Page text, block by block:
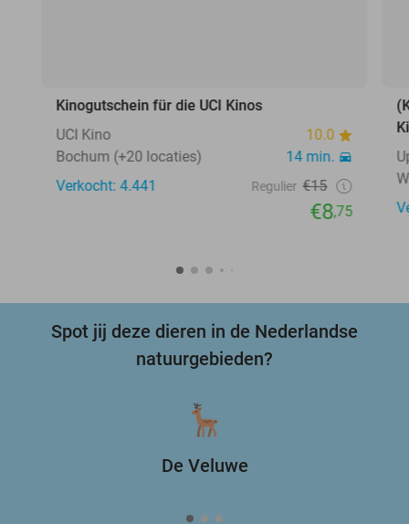
Kinogutschein für die UCI Kinos
UCI Kino
10.0
Bochum (+20 locaties)
14 min.
Verkocht: 4.441
Regulier €15
€8,75
Spot jij deze dieren in de Nederlandse
natuurgebieden?
De Veluwe